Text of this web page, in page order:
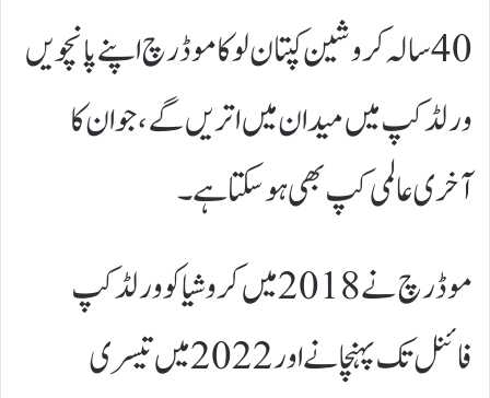
40 سالہ کروشین کپتان لوکا موڈرچ اپنے پانچویں
ورلڈ کپ میں میدان میں اتریں گے، جو ان کا
آخری عالمی کپ بھی ہو سکتا ہے۔
موڈرچ نے 2018 میں کروشیا کو ورلڈ کپ
فائنل تک پہنچانے اور 2022 میں تیسری